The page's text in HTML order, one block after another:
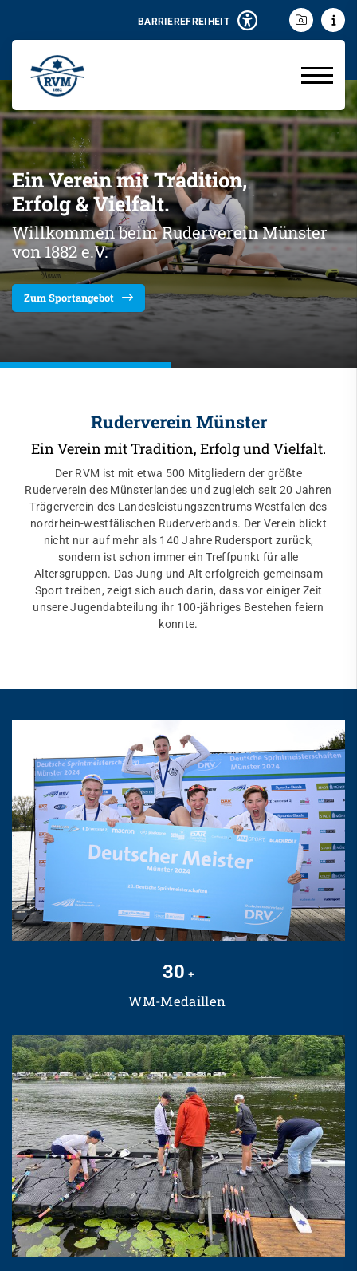
BARRIEREFREIHEIT
Ein Verein mit Tradition,
Erfolg & Vielfalt.
Willkommen beim Ruderverein Münster
von 1882 e.V.
Zum Sportangebot
Ruderverein Münster
Ein Verein mit Tradition, Erfolg und Vielfalt.
Der RVM ist mit etwa 500 Mitgliedern der größte
Ruderverein des Münsterlandes und zugleich seit 20 Jahren
Trägerverein des Landesleistungszentrums Westfalen des
nordrhein-westfälischen Ruderverbands. Der Verein blickt
nicht nur auf mehr als 140 Jahre Rudersport zurück,
sondern ist schon immer ein Treffpunkt für alle
Altersgruppen. Das Jung und Alt erfolgreich gemeinsam
Sport treiben, zeigt sich auch darin, dass vor einiger Zeit
unsere Jugendabteilung ihr 100-jähriges Bestehen feiern
konnte.
30 +
WM-Medaillen